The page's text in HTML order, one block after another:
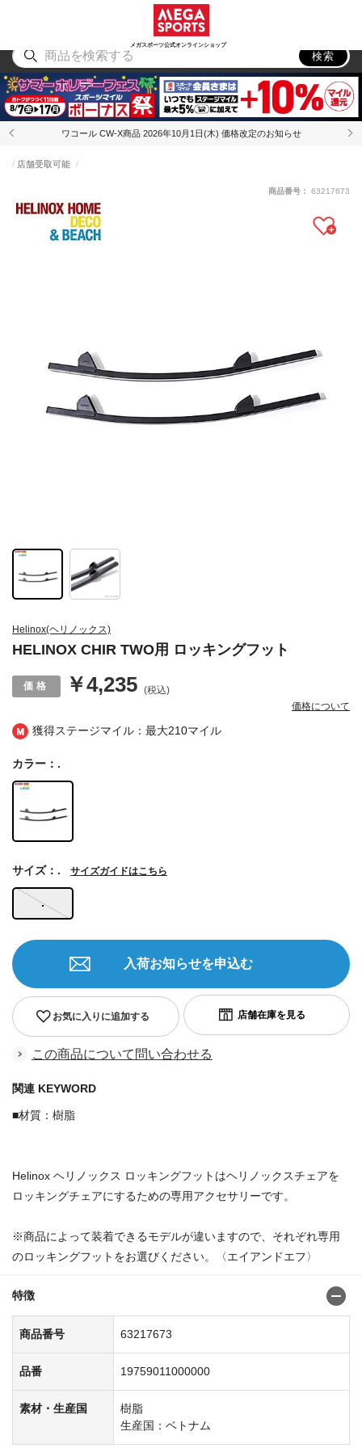
メガスポーツ公式オンラインショップ
アウトドア
検索
ワコール CW-X商品 2026年10月1日(木) 価格改定のお知らせ
獲得ステージマイル：最大210マイル
Helinox(ヘリノックス)
HELINOX CHIR TWO用 ロッキングフット
店舗受取可能
￥4,235 (税込)
価格について
商品番号： 63217673
カラー：.
.
サイズ：. サイズガイドはこちら
お気に入りに追加する
入荷お知らせを申込む
この商品について問い合わせる
関連 KEYWORD
■材質：樹脂
Helinox ヘリノックス ロッキングフットはヘリノックスチェアを
ロッキングチェアにするための専用アクセサリーです。
※商品によって装着できるモデルが違いますので、それぞれ専用
のロッキングフットをお選びください。〈エイアンドエフ〉
特徴
商品番号 63217673
品番 19759011000000
素材・生産国
樹脂
生産国：ベトナム